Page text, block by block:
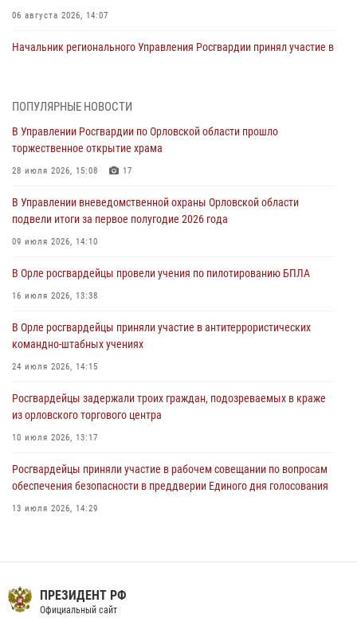
06 августа 2026, 14:07
Начальник регионального Управления Росгвардии принял участие в
первое полугодие
05 августа 2026, 13:12
совершении противоправных действий
04 августа 2026, 14:21
04 августа 2026, 14:06
предоставлении госуслуг
03 августа 2026, 14:30
ПОПУЛЯРНЫЕ НОВОСТИ
В Управлении Росгвардии по Орловской области прошло
торжественное открытие храма
28 июля 2026, 15:08 17
В Управлении вневедомственной охраны Орловской области
подвели итоги за первое полугодие 2026 года
09 июля 2026, 14:10
В Орле росгвардейцы провели учения по пилотированию БПЛА
16 июля 2026, 13:38
В Орле росгвардейцы приняли участие в антитеррористических
командно-штабных учениях
24 июля 2026, 14:15
Росгвардейцы задержали троих граждан, подозреваемых в краже
из орловского торгового центра
10 июля 2026, 13:17
Росгвардейцы приняли участие в рабочем совещании по вопросам
обеспечения безопасности в преддверии Единого дня голосования
13 июля 2026, 14:29
16 июля 2026, 13:34
На брифинге росгвардейцы рассказали орловцам об изменениях в
законодательстве, регулирующем оборот оружия
ПРЕЗИДЕНТ РФ
Официальный сайт